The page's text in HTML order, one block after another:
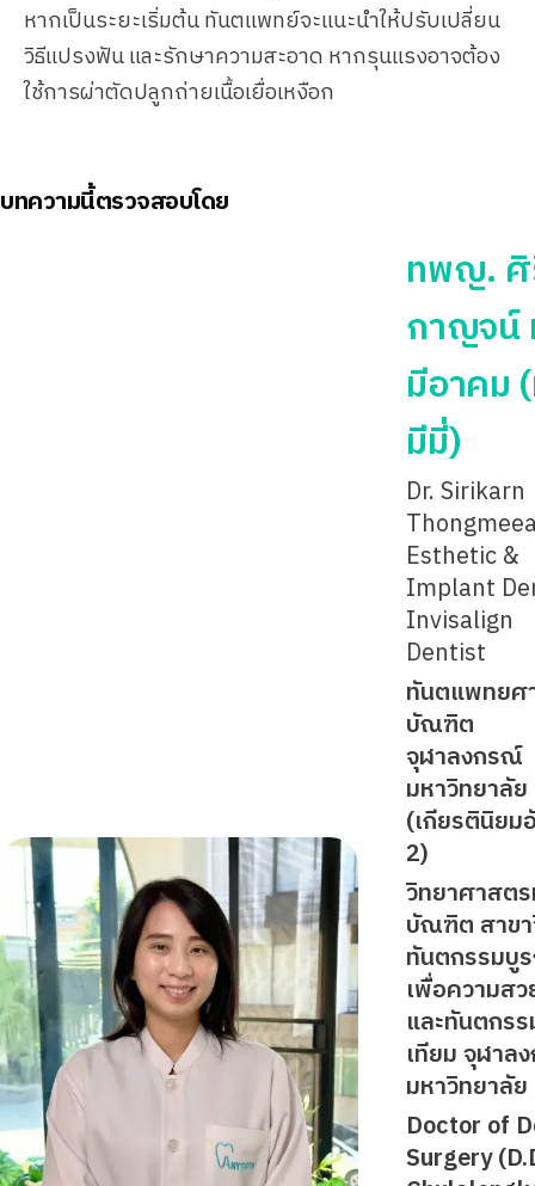
หากเป็นระยะเริ่มต้น ทันตแพทย์จะแนะนำให้ปรับเปลี่ยน
วิธีแปรงฟัน และรักษาความสะอาด หากรุนแรงอาจต้อง
ใช้การผ่าตัดปลูกถ่ายเนื้อเยื่อเหงือก
บทความนี้ตรวจสอบโดย
ทพญ.
กาญจน์
มีอาคม
มีมี่)
Dr. Sirikarn
Esthetic &
Implant
Invisalign
Dentist
ทันตแพทยศ
บัณฑิต
จุฬาลงกรณ์
มหาวิทยาลัย
(เกียรตินิยม
2)
วิทยาศาสต
บัณฑิต สาข
ทันตกรรมบู
เพื่อความส
และทันตกร
เทียม จุฬาล
มหาวิทยาลัย
Doctor of
Surgery